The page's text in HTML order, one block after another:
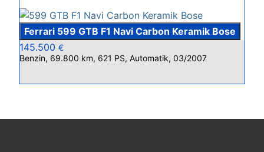
Ferrari 599 GTB F1 Navi Carbon Keramik Bose
145.500 €
Benzin, 69.800 km, 621 PS, Automatik, 03/2007